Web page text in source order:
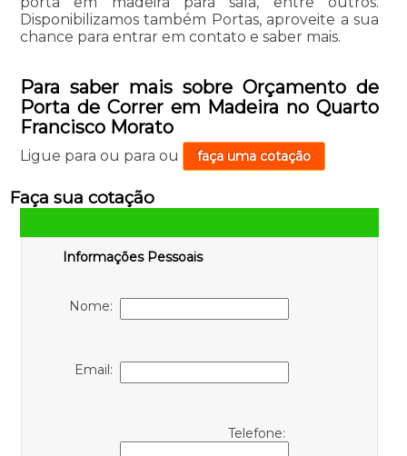
Disponibilizamos também Portas, aproveite a sua
chance para entrar em contato e saber mais.
Para saber mais sobre Orçamento de
Porta de Correr em Madeira no Quarto
Francisco Morato
Ligue para ou para ou faça uma cotação
Faça sua cotação
Informações Pessoais
Nome:
Email:
Telefone: